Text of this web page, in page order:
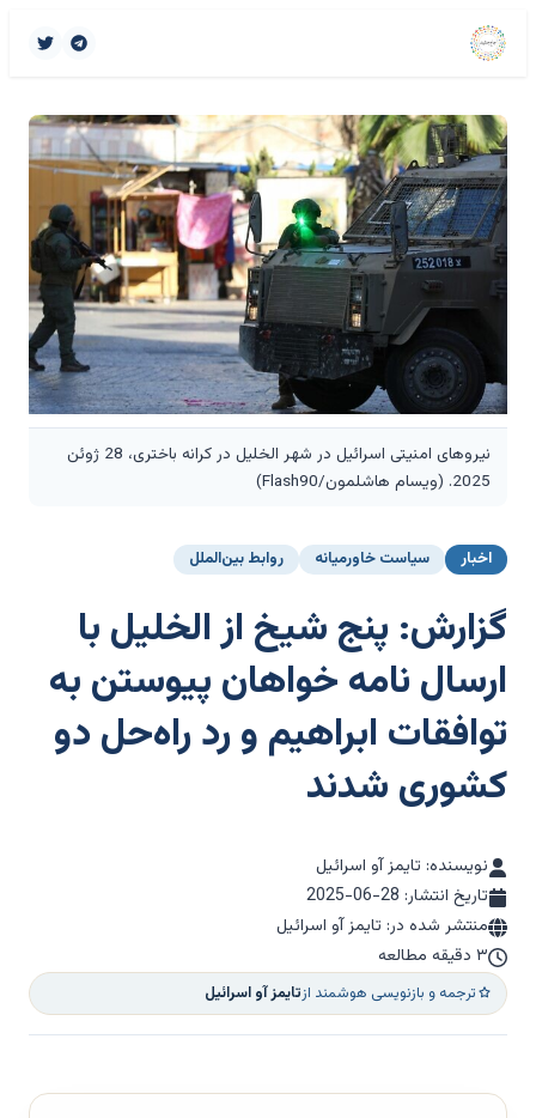
نیروهای امنیتی اسرائیل در شهر الخلیل در کرانه باختری، 28 ژوئن
2025. (ویسام هاشلمون/Flash90)
اخبار سیاست خاورمیانه روابط بین‌الملل
گزارش: پنج شیخ از الخلیل با
ارسال نامه خواهان پیوستن به
توافقات ابراهیم و رد راه‌حل دو
کشوری شدند
نویسنده: تایمز آو اسرائیل
تاریخ انتشار: 2025-06-28
منتشر شده در: تایمز آو اسرائیل
۳ دقیقه مطالعه
ترجمه و بازنویسی هوشمند ازتایمز آو اسرائیل